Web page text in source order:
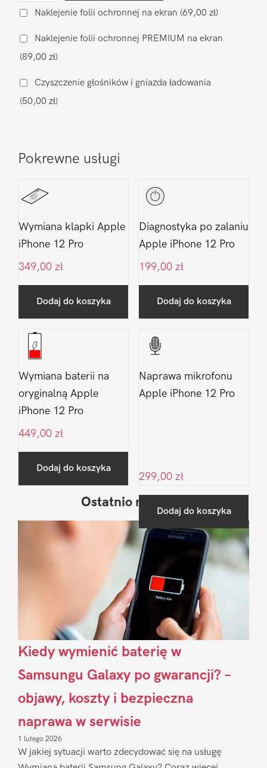
oprogramowania
iPhone
12
Pro
Naklejenie folii ochronnej na ekran (69,00 zł)
Naklejenie folii ochronnej PREMIUM na ekran
(89,00 zł)
Czyszczenie głośników i gniazda ładowania
(50,00 zł)
Pokrewne usługi
Wymiana klapki Apple
iPhone 12 Pro
349,00 zł
Dodaj do koszyka
Diagnostyka po zalaniu
Apple iPhone 12 Pro
199,00 zł
Dodaj do koszyka
Wymiana baterii na
oryginalną Apple
iPhone 12 Pro
449,00 zł
Dodaj do koszyka
Naprawa mikrofonu
Apple iPhone 12 Pro
299,00 zł
Dodaj do koszyka
Sidebar
Ostatnio na blogu
Kiedy wymienić baterię w
Samsungu Galaxy po gwarancji? –
objawy, koszty i bezpieczna
naprawa w serwisie
1 lutego 2026
W jakiej sytuacji warto zdecydować się na usługę